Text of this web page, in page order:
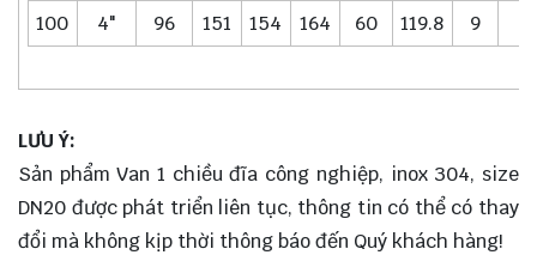
100
4" 96 151 154 164 60 119.8 9
LƯU Ý:
Sản phẩm Van 1 chiều đĩa công nghiệp, inox 304, size
DN20 được phát triển liên tục, thông tin có thể có thay
đổi mà không kịp thời thông báo đến Quý khách hàng!